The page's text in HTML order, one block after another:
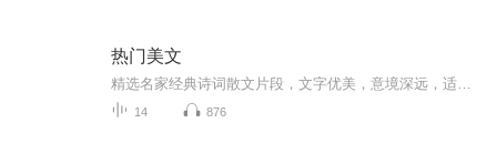
热门美文
14 876